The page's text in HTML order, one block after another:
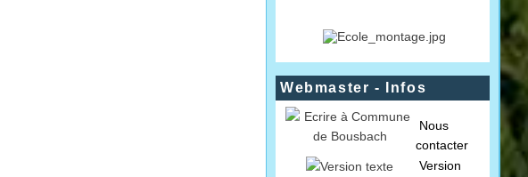
Webmaster - Infos
Nous
contacter
Version